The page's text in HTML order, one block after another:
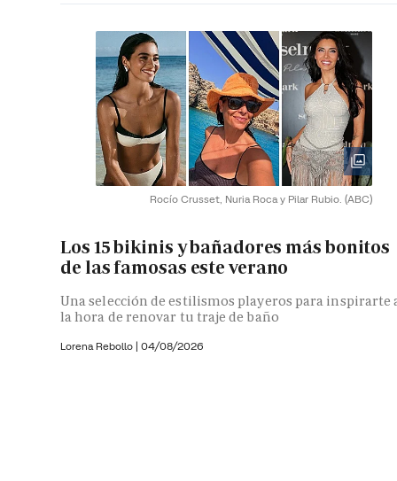
Rocío Crusset, Nuria Roca y Pilar Rubio. (ABC)
Los 15 bikinis y bañadores más bonitos
de las famosas este verano
Una selección de estilismos playeros para inspirarte
la hora de renovar tu traje de baño
Lorena Rebollo | 04/08/2026